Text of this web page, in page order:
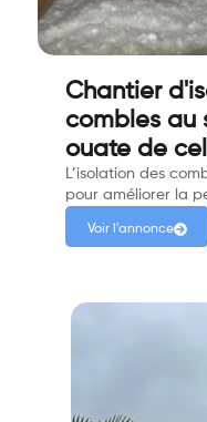
Chantier
combles au
ouate de
L’isolation des
pour améliorer la
Voir l'annonce